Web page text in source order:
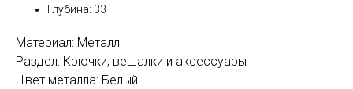
Глубина: 33
Материал: Металл
Раздел: Крючки, вешалки и аксессуары
Цвет металла: Белый